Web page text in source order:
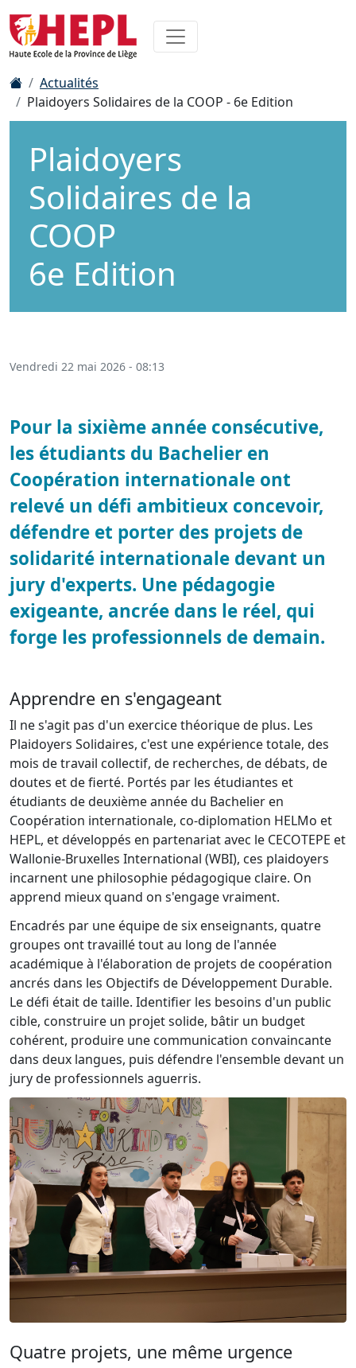
Actualités
Plaidoyers Solidaires de la COOP - 6e Edition
Plaidoyers
Solidaires de la
COOP
6e Edition
Vendredi 22 mai 2026 - 08:13
Pour la sixième année consécutive,
les étudiants du Bachelier en
Coopération internationale ont
relevé un défi ambitieux concevoir,
défendre et porter des projets de
solidarité internationale devant un
jury d'experts. Une pédagogie
exigeante, ancrée dans le réel, qui
forge les professionnels de demain.
Apprendre en s'engageant
Il ne s'agit pas d'un exercice théorique de plus. Les
Plaidoyers Solidaires, c'est une expérience totale, des
mois de travail collectif, de recherches, de débats, de
doutes et de fierté. Portés par les étudiantes et
étudiants de deuxième année du Bachelier en
Coopération internationale, co-diplomation HELMo et
HEPL, et développés en partenariat avec le CECOTEPE et
Wallonie-Bruxelles International (WBI), ces plaidoyers
incarnent une philosophie pédagogique claire. On
apprend mieux quand on s'engage vraiment.
Encadrés par une équipe de six enseignants, quatre
groupes ont travaillé tout au long de l'année
académique à l'élaboration de projets de coopération
ancrés dans les Objectifs de Développement Durable.
Le défi était de taille. Identifier les besoins d'un public
cible, construire un projet solide, bâtir un budget
cohérent, produire une communication convaincante
dans deux langues, puis défendre l'ensemble devant un
jury de professionnels aguerris.
Quatre projets, une même urgence